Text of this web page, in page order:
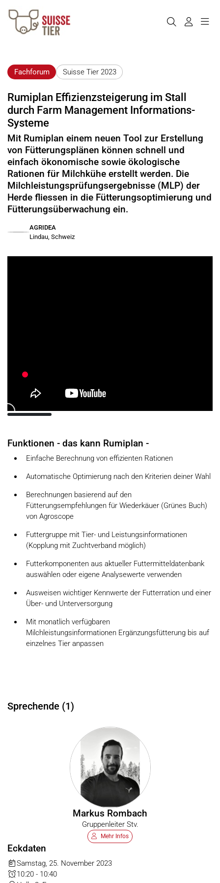
Fachforum Suisse Tier 2023
Rumiplan Effizienzsteigerung im Stall
durch Farm Management Informations-
Systeme
Mit Rumiplan einem neuen Tool zur Erstellung
von Fütterungsplänen können schnell und
einfach ökonomische sowie ökologische
Rationen für Milchkühe erstellt werden. Die
Milchleistungsprüfungsergebnisse (MLP) der
Herde fliessen in die Fütterungsoptimierung und
Fütterungsüberwachung ein.
AGRIDEA
Lindau, Schweiz
Funktionen - das kann Rumiplan -
Einfache Berechnung von effizienten Rationen
Automatische Optimierung nach den Kriterien deiner Wahl
Berechnungen basierend auf den
Fütterungsempfehlungen für Wiederkäuer (Grünes Buch)
von Agroscope
Futtergruppe mit Tier- und Leistungsinformationen
(Kopplung mit Zuchtverband möglich)
Futterkomponenten aus aktueller Futtermitteldatenbank
auswählen oder eigene Analysewerte verwenden
Ausweisen wichtiger Kennwerte der Futterration und einer
Über- und Unterversorgung
Mit monatlich verfügbaren
Milchleistungsinformationen Ergänzungsfütterung bis auf
einzelnes Tier anpassen
Sprechende (1)
Markus Rombach
Gruppenleiter Stv.
Mehr Infos
Eckdaten
Samstag, 25. November 2023
10:20 - 10:40